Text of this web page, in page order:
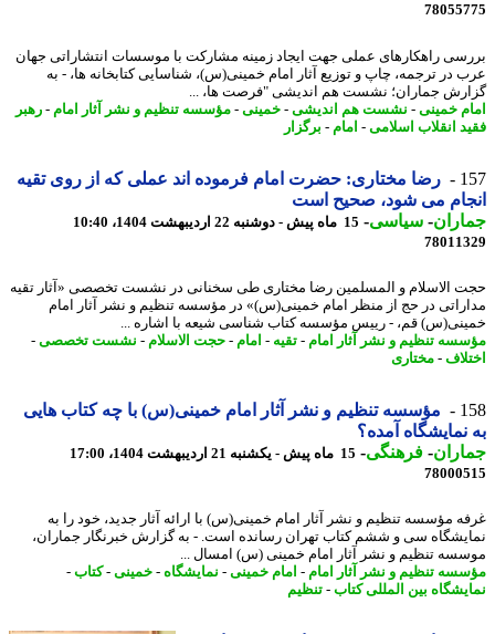
راهکارهای عملی جهت ایجاد زمینه مشارکت با موسسات انتشاراتی جهان
در ترجمه، چاپ و توزیع آثار امام خمینی(س)، شناسایی کتابخانه ها، - به
جماران؛ نشست هم اندیشی "فرصت ها، ...
خمینی-نشست هم اندیشی-خمینی-مؤسسه تنظیم و نشر آثار امام -رهبر
انقلاب اسلامی-امام -برگزار
رضا مختاری: حضرت امام فرموده اند عملی که از روی تقیه
می شود، صحیح است
- سیاسی-15 ماه پیش - دوشنبه 22 اردیبهشت 1404، 10:40
الاسلام و المسلمین رضا مختاری طی سخنانی در نشست تخصصی «آثار تقیه
در حج از منظر امام خمینی(س)» در مؤسسه تنظیم و نشر آثار امام
قم، - رییس مؤسسه کتاب شناسی شیعه با اشاره ...
تنظیم و نشر آثار امام
-تقیه -امام -حجت الاسلام-نشست تخصصی-
-مختاری
مؤسسه تنظیم و نشر آثار امام خمینی(س) با چه کتاب هایی
آمده؟
- فرهنگی-15 ماه پیش - یکشنبه 21 اردیبهشت 1404، 17:00
مؤسسه تنظیم و نشر آثار امام خمینی(س) با ارائه آثار جدید، خود را به
سی و ششم کتاب تهران رسانده است. - به گزارش خبرنگار جماران،
تنظیم و نشر آثار امام خمینی (س) امسال ...
تنظیم و نشر آثار امام
-امام خمینی-نمایشگاه-خمینی-کتاب-
بین المللی کتاب-تنظیم